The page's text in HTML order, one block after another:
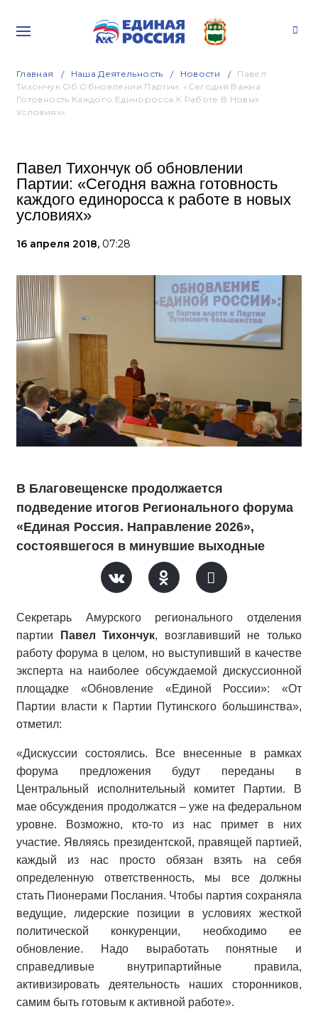
Главная Наша Деятельность Новости
Павел
Тихончук Об Обновлении Партии: «Сегодня Важна
Готовность Каждого Единоросса К Работе В Новых
Условиях»
Павел Тихончук об обновлении
Партии: «Сегодня важна готовность
каждого единоросса к работе в новых
условиях»
16 апреля 2018, 07:28
В Благовещенске продолжается
подведение итогов Регионального форума
«Единая Россия. Направление 2026»,
состоявшегося в минувшие выходные
Секретарь Амурского регионального отделения
партии
Павел Тихончук, возглавивший не только
работу форума в целом, но выступивший в качестве
эксперта на наиболее обсуждаемой дискуссионной
площадке «Обновление «Единой России»: «От
Партии власти к Партии Путинского большинства»,
отметил:
«Дискуссии состоялись. Все внесенные в рамках
форума предложения будут переданы в
Центральный исполнительный комитет Партии. В
мае обсуждения продолжатся – уже на федеральном
уровне. Возможно, кто-то из нас примет в них
участие. Являясь президентской, правящей партией,
каждый из нас просто обязан взять на себя
определенную ответственность, мы все должны
стать Пионерами Послания. Чтобы партия сохраняла
ведущие, лидерские позиции в условиях жесткой
политической конкуренции, необходимо ее
обновление. Надо выработать понятные и
справедливые внутрипартийные правила,
активизировать деятельность наших сторонников,
самим быть готовым к активной работе».